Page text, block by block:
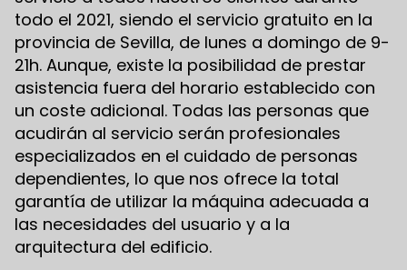
todo el 2021, siendo el servicio gratuito en la
provincia de Sevilla, de lunes a domingo de 9-
21h. Aunque, existe la posibilidad de prestar
asistencia fuera del horario establecido con
un coste adicional. Todas las personas que
acudirán al servicio serán profesionales
especializados en el cuidado de personas
dependientes, lo que nos ofrece la total
garantía de utilizar la máquina adecuada a
las necesidades del usuario y a la
arquitectura del edificio.